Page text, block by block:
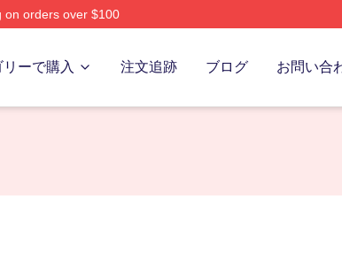
orders over $100
リーで購入 注文追跡 ブログ お問い合